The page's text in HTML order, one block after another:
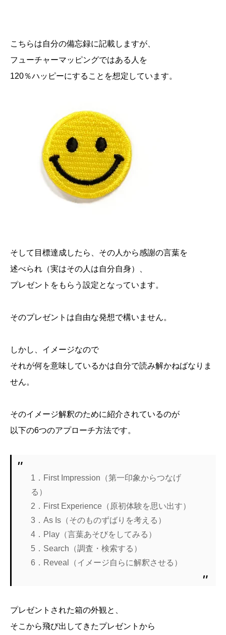
こちらは自分の備忘録に記載しますが、
フューチャーマッピングではある人を
120％ハッピーにすることを想定しています。
そして目標達成したら、その人から感謝の言葉を
述べられ（実はその人は自分自身）、
プレゼントをもらう設定となっています。
そのプレゼントは自由な発想で構いません。
しかし、イメージなので
それが何を意味しているかは自分で読み解かねばなりま
せん。
そのイメージ解釈のために紹介されているのが
以下の6つのアプローチ方法です。
1．First Impression（第一印象からつなげ
る）
2．First Experience（原初体験を思い出す）
3．As Is（そのものずばりを考える）
4．Play（言葉あそびをしてみる）
5．Search（調査・検索する）
6．Reveal（イメージ自らに解釈させる）
プレゼントされた箱の外観と、
そこから飛び出してきたプレゼントから